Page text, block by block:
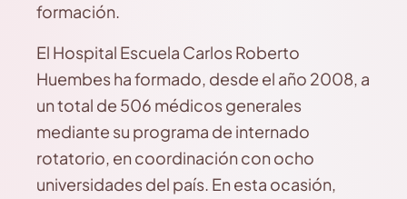
formación.
El Hospital Escuela Carlos Roberto
Huembes ha formado, desde el año 2008, a
un total de 506 médicos generales
mediante su programa de internado
rotatorio, en coordinación con ocho
universidades del país. En esta ocasión,